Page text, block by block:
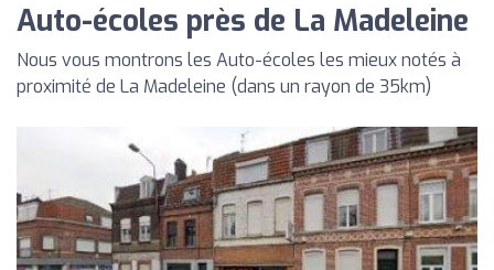
Auto-écoles près de La Madeleine
Nous vous montrons les Auto-écoles les mieux notés à
proximité de La Madeleine (dans un rayon de 35km)